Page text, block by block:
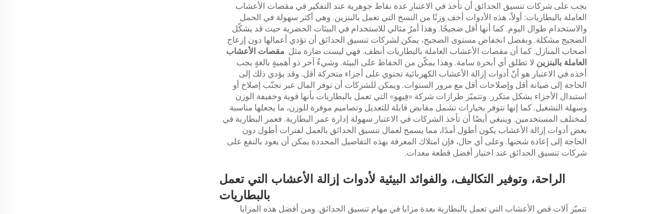
يجب على شركات تنسيق الحدائق أن تأخذ في الاعتبار عدة نقاط جوهرية عند التفكير في مقصات الأعشاب
العاملة بالبطاريات: أولاً، هذه الأدوات أخف وزنًا من النسخ التي تعمل بالبنزين. وهي أكثر سهولة في الحمل
والاستخدام طوال اليوم. كما أنها أقل ضجيجًا. وهذا أمرٌ مثالي للاستخدام في البيئات الحضرية حيث قد يشكّل
الضجيج مشكلة. وبفضل انخفاض مستوى الضجيج، يمكن لشركات تنسيق الحدائق أن تؤدي أعمالها دون إزعاج
أصحاب المنازل. كما أن مقصات الأعشاب العاملة بالبطاريات أنظف. فهي ليست ضارة مثل مقصات الأعشاب
العاملة بالبنزين لا تطلق أي أبخرة سامة. وهذا يمكّن من الحفاظ على البيئة. وشيءٌ آخر ذو أهميةٍ بالغةٍ يجب
أخذه في الاعتبار هو أنّ أدوات إزالة الأعشاب الكهربائية تحتوي على أجزاء متحركة أقل. وقد يؤدي ذلك إلى
الحاجة إلى صيانة أقل وإصلاحات أقل مع مرور السنوات. ويمكن للشركات أن توفر المال عبر تجنّب إصلاح أو
استبدال الأجزاء بشكل متكرر. وتتميّز طرازات شركة «فِيهو» التي تعمل بالبطاريات بأنها قوية وخفيفة الوزن
وسهلة التشغيل. كما إنها تتوفر بخيارات تشمل مقابض قابلة للتعديل وتصاميم موفرة للوزن، ما يجعلها مناسبة
لمختلف المستخدمين. وينبغي أيضًا أن تأخذ الشركات في الاعتبار سهولة إدارة عمر البطارية. فعمر البطارية في
بعض أدوات إزالة الأعشاب يكون أطول أمدًا، مما يسمح لعمال تنسيق الحدائق بالعمل لفترات أطول دون
الحاجة إلى إعادة شحنها. وعلى أي حال، فإن امتلاك المعرفة بهذه التفاصيل المحددة يمكن أن يعود بالنفع على
شركات تنسيق الحدائق عند اختيار أفضل قطعة معدات.
الراحة، وتوفير التكاليف، والفوائد البيئية لأدوات إزالة الأعشاب التي تعمل
بالبطاريات
تتميّز آلات قص الأعشاب التي تعمل بالبطارية بعدة مزايا في مهام تنسيق الحدائق. ومن أفضل هذه المزايا